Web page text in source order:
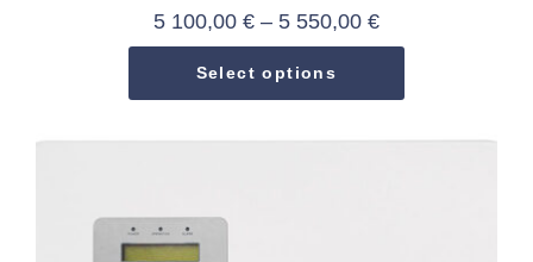
5 100,00 € – 5 550,00 €
Select options